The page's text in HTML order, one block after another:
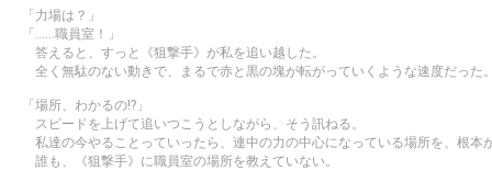
「力場は？」
「……職員室！」
答えると、すっと《狙撃手》が私を追い越した。
全く無駄のない動きで、まるで赤と黒の塊が転がっていくような速度だった。
「場所、わかるの!?」
スピードを上げて追いつこうとしながら、そう訊ねる。
私達の今やることっていったら、連中の力の中心になっている場所を、根本
誰も、《狙撃手》に職員室の場所を教えていない。